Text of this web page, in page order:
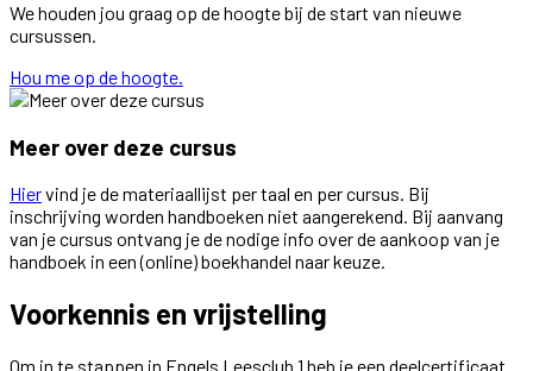
We houden jou graag op de hoogte bij de start van nieuwe
cursussen.
Hou me op de hoogte.
Meer over deze cursus
Hiervind je de materiaallijst per taal en per cursus. Bij
inschrijving worden handboeken niet aangerekend. Bij aanvang
van je cursus ontvang je de nodige info over de aankoop van je
handboek in een (online) boekhandel naar keuze.
Voorkennis en vrijstelling
Om in te stappen in Engels Leesclub 1 heb je een deelcertificaat